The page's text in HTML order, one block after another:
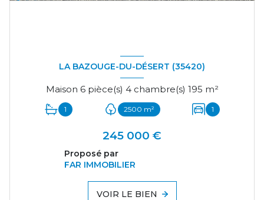
LA BAZOUGE-DU-DÉSERT (35420)
Maison 6 pièce(s) 4 chambre(s) 195 m²
1 2500 m² 1
245 000 €
Proposé par
FAR IMMOBILIER
VOIR LE BIEN